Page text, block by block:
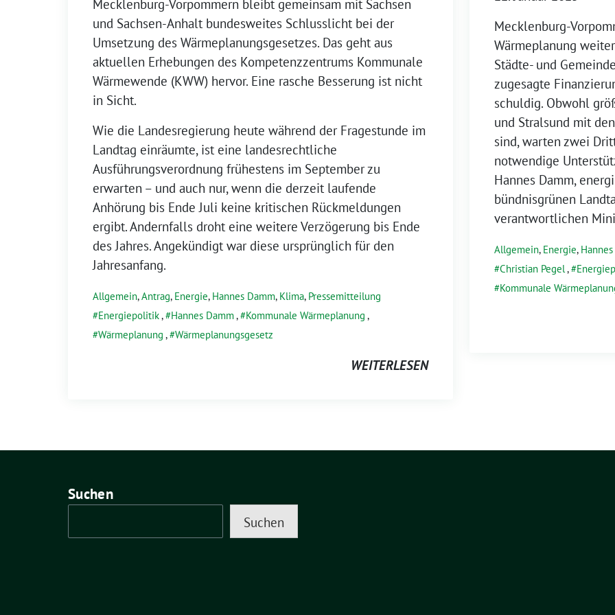
Mecklenburg-Vorpommern bleibt gemeinsam mit Sachsen
und Sachsen-Anhalt bundesweites Schlusslicht bei der
Umsetzung des Wärmeplanungsgesetzes. Das geht aus
aktuellen Erhebungen des Kompetenzzentrums Kommunale
Wärmewende (KWW) hervor. Eine rasche Besserung ist nicht
in Sicht.
Wie die Landesregierung heute während der Fragestunde im
Landtag einräumte, ist eine landesrechtliche
Ausführungsverordnung frühestens im September zu
erwarten – und auch nur, wenn die derzeit laufende
Anhörung bis Ende Juli keine kritischen Rückmeldungen
ergibt. Andernfalls droht eine weitere Verzögerung bis Ende
des Jahres. Angekündigt war diese ursprünglich für den
Jahresanfang.
Allgemein,Antrag, Energie, Hannes Damm, Klima, Pressemitteilung
Energiepolitik, Hannes Damm, Kommunale Wärmeplanung ,
Wärmeplanung , Wärmeplanungsgesetz
WEITERLESEN
Mecklenburg-
Wärmeplanung
Städte- und
zugesagte
schuldig. Obwohl
und Stralsund mit
sind, warten zwei
notwendige
Hannes Damm,
bündnisgrünen
verantwortlichen
Allgemein, Energie,
Christian Pegel,
Kommunale
Suchen
Suchen